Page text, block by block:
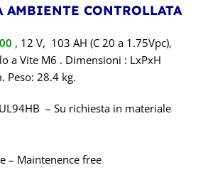
AMBIENTE CONTROLLATA
, 12 V, 103 AH (C 20 a 1.75Vpc),
a Vite M6 . Dimensioni : LxPxH
Peso: 28.4 kg.
– Su richiesta in materiale
– Maintenence free